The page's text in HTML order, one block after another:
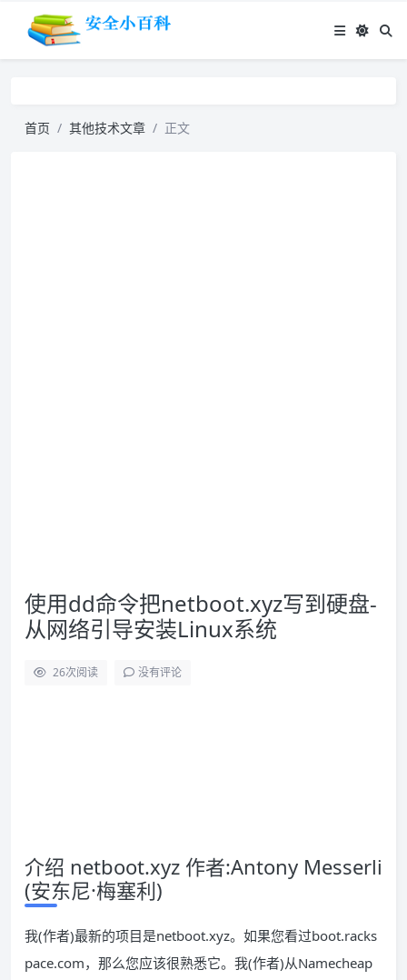
首页 其他技术文章 正文
使用dd命令把netboot.xyz写到硬盘-
从网络引导安装Linux系统
26次阅读 没有评论
介绍 netboot.xyz 作者:Antony Messerli
(安东尼·梅塞利)
我(作者)最新的项目是netboot.xyz。如果您看过boot.racks
pace.com，那么您应该很熟悉它。我(作者)从Namecheap